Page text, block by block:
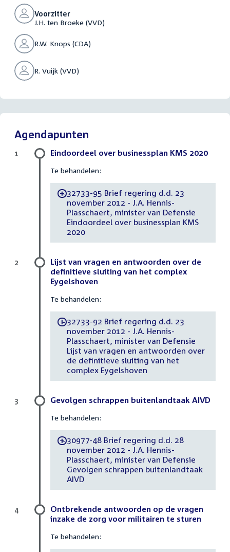
Voorzitter
J.H. ten Broeke (VVD)
R.W. Knops (CDA)
R. Vuijk (VVD)
Agendapunten
Eindoordeel over businessplan KMS 2020
Te behandelen:
-32733-95 Brief regering d.d. 23
november 2012 - J.A. Hennis-
Plasschaert, minister van Defensie
Eindoordeel over businessplan KMS
2020
1
Lijst van vragen en antwoorden over de
definitieve sluiting van het complex
Eygelshoven
Te behandelen:
-32733-92 Brief regering d.d. 23
november 2012 - J.A. Hennis-
Plasschaert, minister van Defensie
Lijst van vragen en antwoorden over
de definitieve sluiting van het
complex Eygelshoven
2
Gevolgen schrappen buitenlandtaak AIVD
Te behandelen:
-30977-48 Brief regering d.d. 28
november 2012 - J.A. Hennis-
Plasschaert, minister van Defensie
Gevolgen schrappen buitenlandtaak
AIVD
3
Ontbrekende antwoorden op de vragen
inzake de zorg voor militairen te sturen
Te behandelen:
4